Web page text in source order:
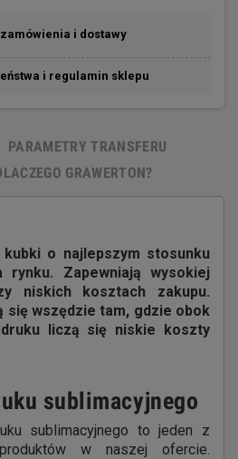
i dostawy
i regulamin sklepu
PARAMETRY TRANSFERU
GRAWERTON?
o najlepszym stosunku
Zapewniają wysokiej
niskich kosztach zakupu.
się wszędzie tam, gdzie obok
liczą się niskie koszty
sublimacyjnego
sublimacyjnego to jeden z
produktów w naszej ofercie.